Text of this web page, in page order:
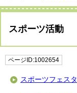
スポーツ活動
ページID:1002654
スポーツフェス